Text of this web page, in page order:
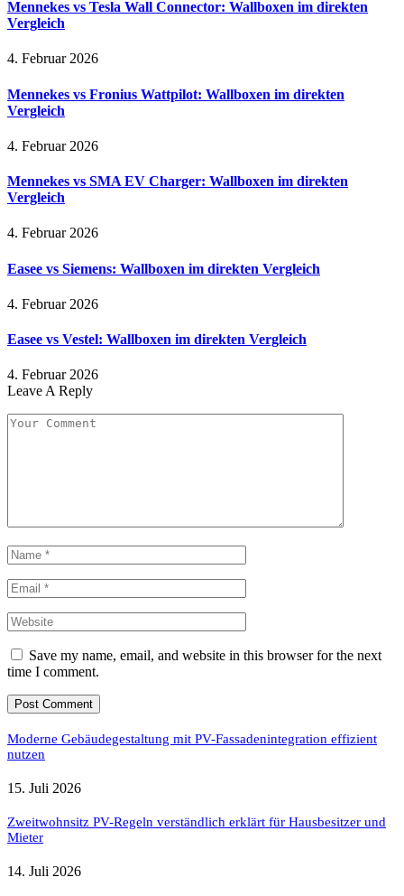
Mennekes vs Tesla Wall Connector: Wallboxen im direkten
Vergleich
4. Februar 2026
Mennekes vs Fronius Wattpilot: Wallboxen im direkten
Vergleich
4. Februar 2026
Mennekes vs SMA EV Charger: Wallboxen im direkten
Vergleich
4. Februar 2026
Easee vs Siemens: Wallboxen im direkten Vergleich
4. Februar 2026
Easee vs Vestel: Wallboxen im direkten Vergleich
4. Februar 2026
Leave A Reply
Save my name, email, and website in this browser for the next
time I comment.
Moderne Gebäudegestaltung mit PV-Fassadenintegration effizient
nutzen
15. Juli 2026
Zweitwohnsitz PV-Regeln verständlich erklärt für Hausbesitzer und
Mieter
14. Juli 2026